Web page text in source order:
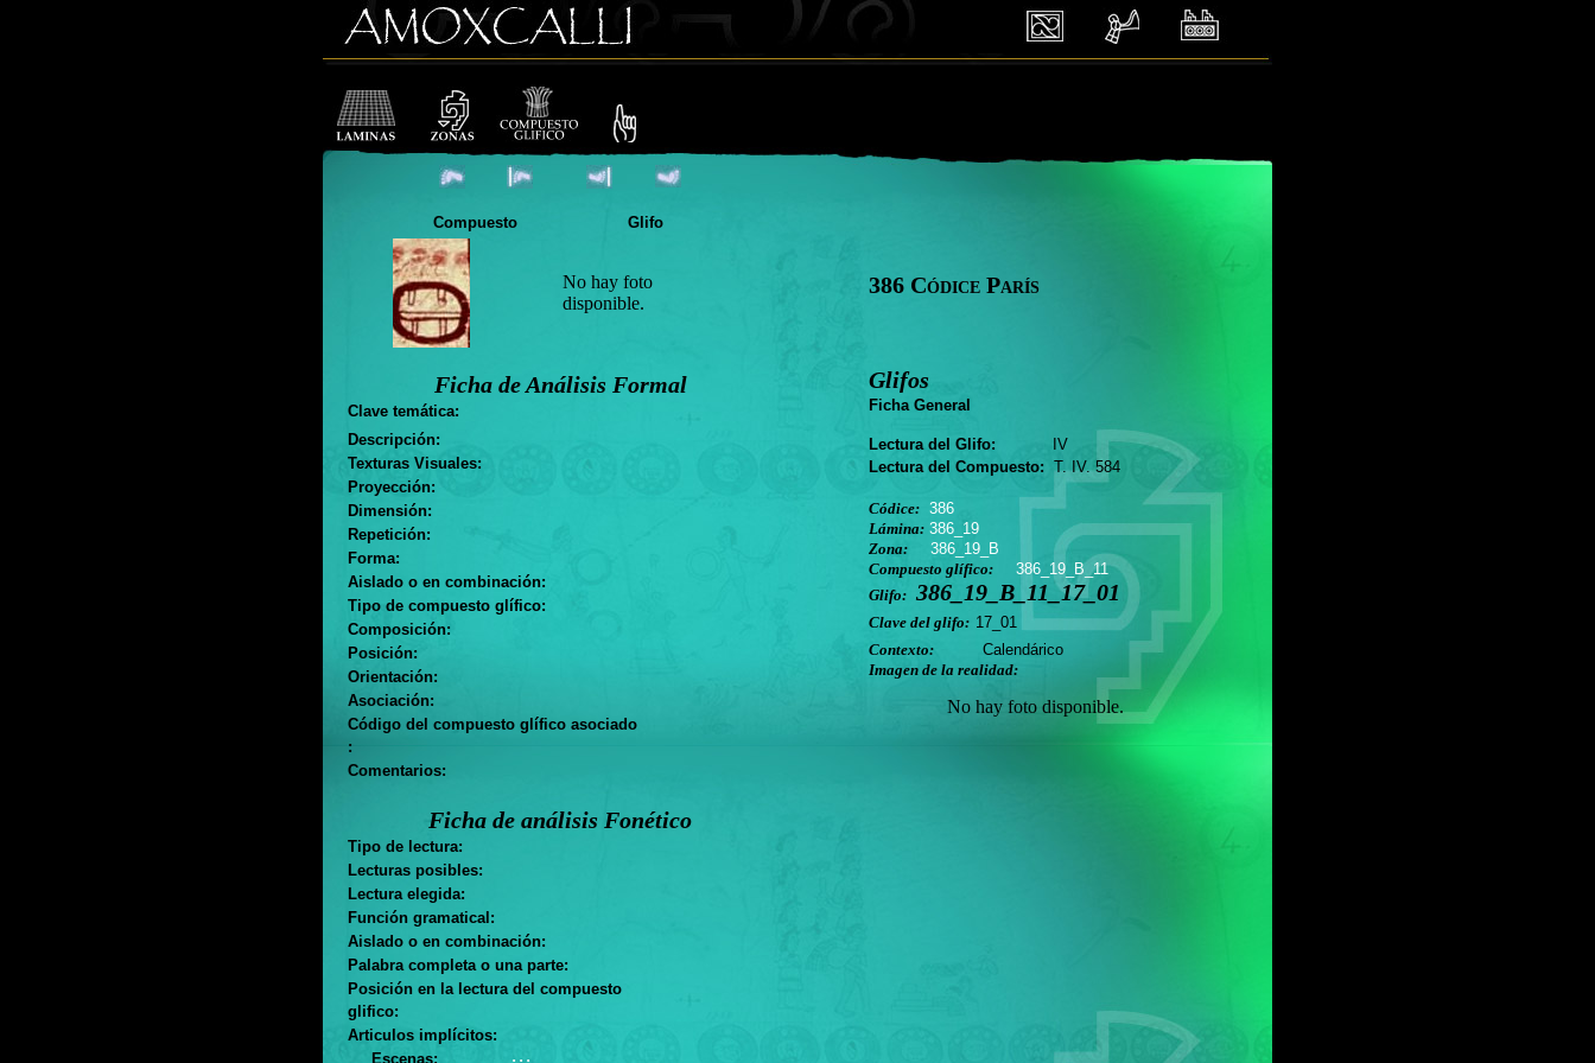
Compuesto Glifo
No hay foto
disponible.
Ficha de Análisis Formal
Clave temática:
Descripción:
Texturas Visuales:
Proyección:
Dimensión:
Repetición:
Forma:
Aislado o en combinación:
Tipo de compuesto glífico:
Composición:
Posición:
Orientación:
Asociación:
Código del compuesto glífico asociado
:
Comentarios:
Ficha de análisis Fonético
Tipo de lectura:
Lecturas posibles:
Lectura elegida:
Función gramatical:
Aislado o en combinación:
Palabra completa o una parte:
Posición en la lectura del compuesto
glifico:
Articulos implícitos:
Escenas:
. . .
386 Códice París
Glifos
Ficha General
Lectura del Glifo: IV
Lectura del Compuesto: T. IV. 584
Códice: 386
Lámina: 386_19
Zona:
386_19_B
Compuesto glífico:
386_19_B_11
Glifo: 386_19_B_11_17_01
Clave del glifo: 17_01
Contexto:
Calendárico
Imagen de la realidad:
No hay foto disponible.